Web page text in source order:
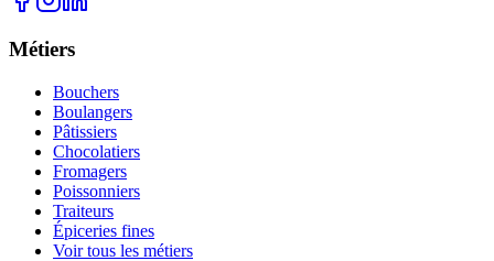
Métiers
Bouchers
Boulangers
Pâtissiers
Chocolatiers
Fromagers
Poissonniers
Traiteurs
Épiceries fines
Voir tous les métiers